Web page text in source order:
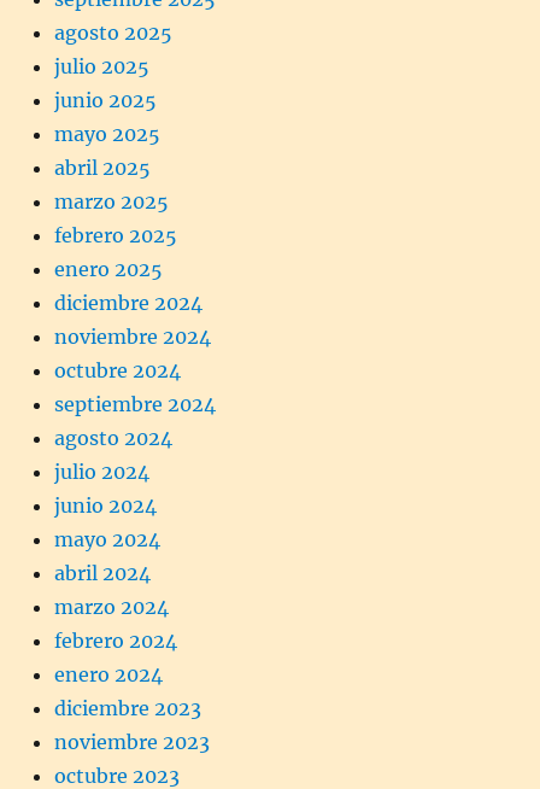
agosto 2025
julio 2025
junio 2025
mayo 2025
abril 2025
marzo 2025
febrero 2025
enero 2025
diciembre 2024
noviembre 2024
octubre 2024
septiembre 2024
agosto 2024
julio 2024
junio 2024
mayo 2024
abril 2024
marzo 2024
febrero 2024
enero 2024
diciembre 2023
noviembre 2023
octubre 2023